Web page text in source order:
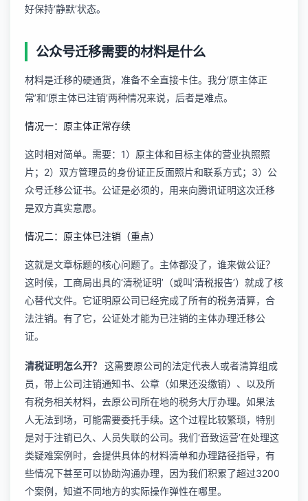
好保持‘静默’状态。
公众号迁移需要的材料是什么
材料是迁移的硬通货，准备不全直接卡住。我分‘原主体正
常’和‘原主体已注销’两种情况来说，后者是难点。
情况一：原主体正常存续
这时相对简单。需要：1）原主体和目标主体的营业执照照
片；2）双方管理员的身份证正反面照片和联系方式；3） 公
众号迁移公证书。公证是必须的，用来向腾讯证明这次迁移
是双方真实意愿。
情况二：原主体已注销（重点）
这就是文章标题的核心问题了。主体都没了，谁来做公证？
这时候，工商局出具的‘清税证明’（或叫‘清税报告’）就成了核
心替代文件。它证明原公司已经完成了所有的税务清算，合
法注销。有了它，公证处才能为已注销的主体办理迁移公
证。
清税证明怎么开？
这需要原公司的法定代表人或者清算组成
员，带上公司注销通知书、公章（如果还没缴销）、以及所
有税务相关材料，去原公司所在地的税务大厅办理。如果法
人无法到场，可能需要委托手续。这个过程比较繁琐，特别
是对于注销已久、人员失联的公司。我们‘音致运营’在处理这
类疑难案例时，会提供具体的材料清单和办理路径指导，有
些情况下甚至可以协助沟通办理，因为我们积累了超过3200
个案例，知道不同地方的实际操作弹性在哪里。